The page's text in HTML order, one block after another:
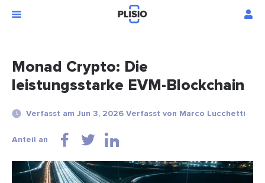
Monad Crypto: Die
leistungsstarke EVM-Blockchain
Verfasst am Jun 3, 2026 Verfasst von Marco Lucchetti
Anteil an